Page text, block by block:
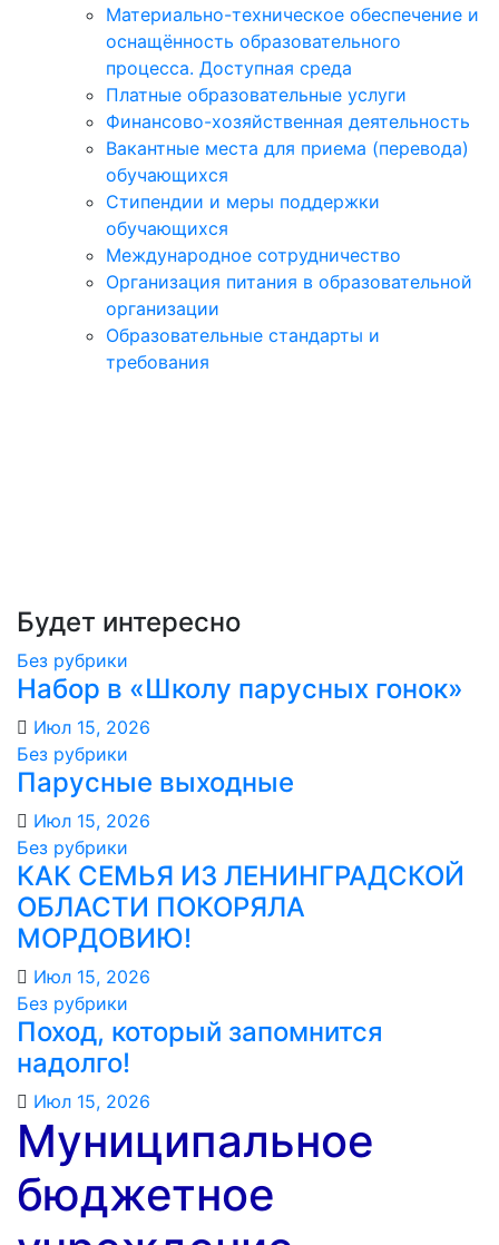
Материально-техническое обеспечение и
оснащённость образовательного
процесса. Доступная среда
Платные образовательные услуги
Финансово-хозяйственная деятельность
Вакантные места для приема (перевода)
обучающихся
Стипендии и меры поддержки
обучающихся
Международное сотрудничество
Организация питания в образовательной
организации
Образовательные стандарты и
требования
Будет интересно
Без рубрики
Набор в «Школу парусных гонок»
Июл 15, 2026
Без рубрики
Парусные выходные
Июл 15, 2026
Без рубрики
КАК СЕМЬЯ ИЗ ЛЕНИНГРАДСКОЙ
ОБЛАСТИ ПОКОРЯЛА
МОРДОВИЮ!️
Июл 15, 2026
Без рубрики
Поход, который запомнится
надолго!
Июл 15, 2026
Муниципальное
бюджетное